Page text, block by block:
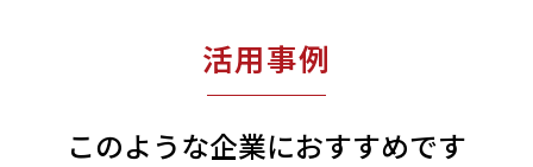
活用事例
このような企業におすすめです